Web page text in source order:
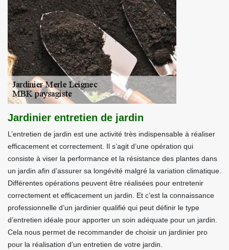
Jardinier entretien de jardin
L’entretien de jardin est une activité très indispensable à réaliser
efficacement et correctement. Il s’agit d’une opération qui
consiste à viser la performance et la résistance des plantes dans
un jardin afin d’assurer sa longévité malgré la variation climatique.
Différentes opérations peuvent être réalisées pour entretenir
correctement et efficacement un jardin. Et c’est la connaissance
professionnelle d’un jardinier qualifié qui peut définir le type
d’entretien idéale pour apporter un soin adéquate pour un jardin.
Cela nous permet de recommander de choisir un jardinier pro
pour la réalisation d’un entretien de votre jardin.